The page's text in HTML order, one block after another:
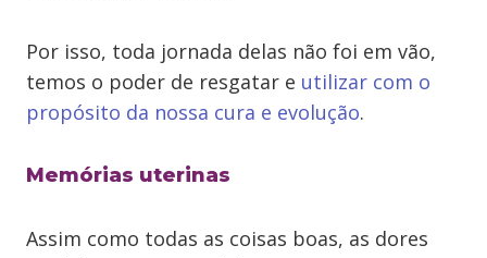
Por isso, toda jornada delas não foi em vão,
temos o poder de resgatar e utilizar com o
propósito da nossa cura e evolução.
Memórias uterinas
Assim como todas as coisas boas, as dores